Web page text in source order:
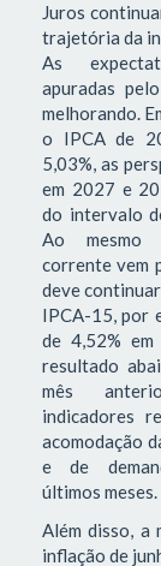
Juros
trajetória da
As
apuradas
melhorando.
o IPCA de
5,03%, as
em 2027 e
do intervalo
Ao mesmo
corrente vem
deve
IPCA-15, por
de 4,52%
resultado
mês
indicadores
acomodação
e de
últimos meses.
Além disso, a
inflação de